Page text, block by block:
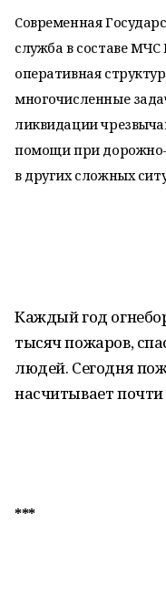
Современная
служба в составе
оперативная
многочисленные
ликвидации
помощи при
в других сложных
Каждый год
тысяч пожаров,
людей. Сегодня
насчитывает
***